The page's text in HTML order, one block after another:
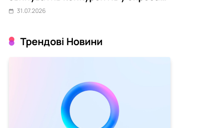
зірвати CS2-турніри
31.07.2026
Трендові Новини